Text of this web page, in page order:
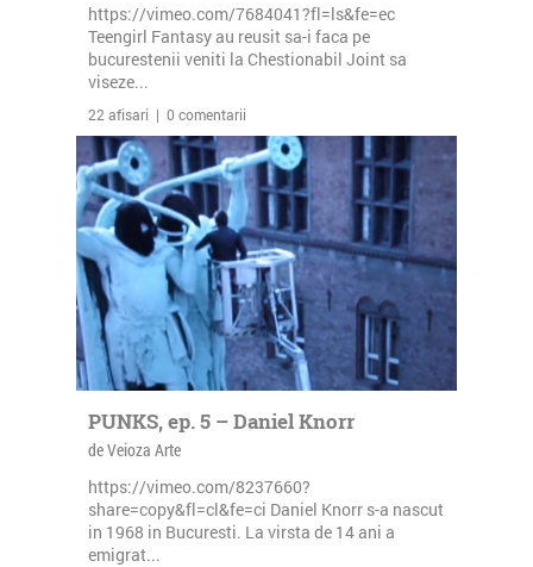
https://vimeo.com/7684041?fl=ls&fe=ec
Teengirl Fantasy au reusit sa-i faca pe
bucurestenii veniti la Chestionabil Joint sa
viseze...
22 afisari | 0 comentarii
PUNKS, ep. 5 – Daniel Knorr
de Veioza Arte
https://vimeo.com/8237660?
share=copy&fl=cl&fe=ci Daniel Knorr s-a nascut
in 1968 in Bucuresti. La virsta de 14 ani a
emigrat...